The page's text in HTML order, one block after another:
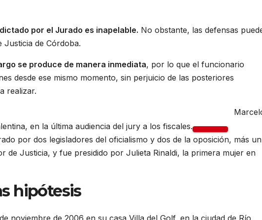
por el Jurado es inapelable. No obstante, las defensas
de Córdoba.
se produce de manera inmediata, por lo que el funcionario
desde ese mismo momento, sin perjuicio de las posteriores
realizar.
en la última audiencia del jury a los fiscales.
por dos legisladores del oficialismo y dos de la oposición, más un
de Justicia, y fue presidido por Julieta Rinaldi, la primera mujer en
hipótesis
noviembre de 2006 en su casa Villa del Golf, en la ciudad de Río